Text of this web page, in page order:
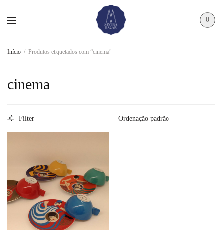
0
Início / Produtos etiquetados com “cinema”
cinema
Filter